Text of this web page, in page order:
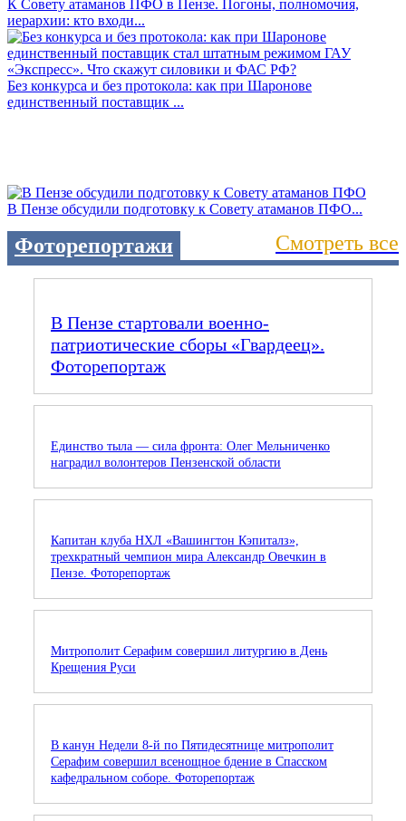
К Совету атаманов ПФО в Пензе. Погоны, полномочия,
иерархии: кто входи...
Без конкурса и без протокола: как при Шаронове
единственный поставщик ...
В Пензе обсудили подготовку к Совету атаманов ПФО...
Фоторепортажи Смотреть все
В Пензе стартовали военно-
патриотические сборы «Гвардеец».
Фоторепортаж
Единство тыла — сила фронта: Олег Мельниченко
наградил волонтеров Пензенской области
Капитан клуба НХЛ «Вашингтон Кэпиталз»,
трехкратный чемпион мира Александр Овечкин в
Пензе. Фоторепортаж
Митрополит Серафим совершил литургию в День
Крещения Руси
В канун Недели 8-й по Пятидесятнице митрополит
Серафим совершил всенощное бдение в Спасском
кафедральном соборе. Фоторепортаж